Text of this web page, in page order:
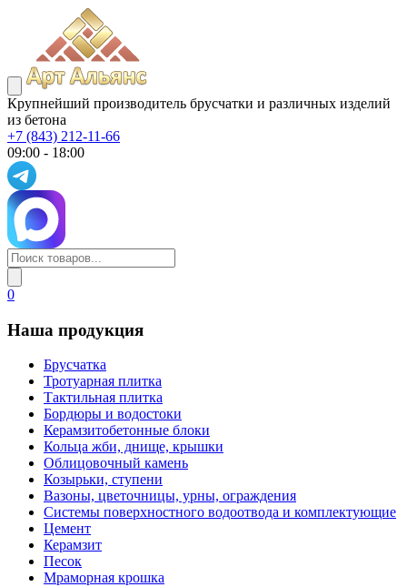
Крупнейший производитель брусчатки и различных изделий
из бетона
+7 (843) 212-11-66
09:00 - 18:00
0
Наша продукция
Брусчатка
Тротуарная плитка
Тактильная плитка
Бордюры и водостоки
Керамзитобетонные блоки
Кольца жби, днище, крышки
Облицовочный камень
Козырьки, ступени
Вазоны, цветочницы, урны, ограждения
Системы поверхностного водоотвода и комплектующие
Цемент
Керамзит
Песок
Мраморная крошка